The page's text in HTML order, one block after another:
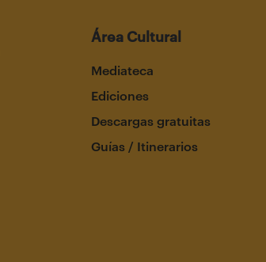
Área Cultural
Mediateca
Ediciones
Descargas gratuitas
Guías / Itinerarios